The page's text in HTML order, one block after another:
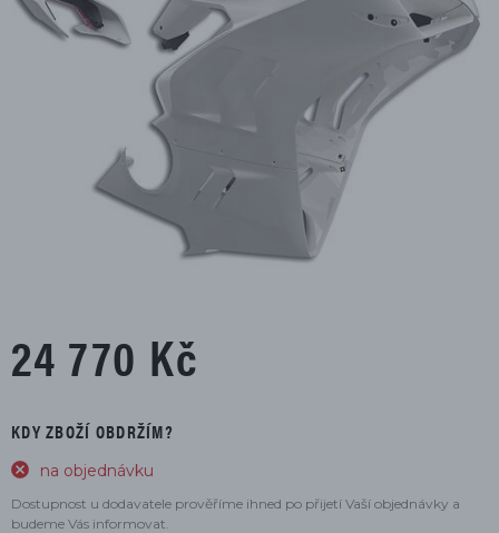
24 770 Kč
KDY ZBOŽÍ OBDRŽÍM?
na objednávku
Dostupnost u dodavatele prověříme ihned po přijetí Vaší objednávky a
budeme Vás informovat.